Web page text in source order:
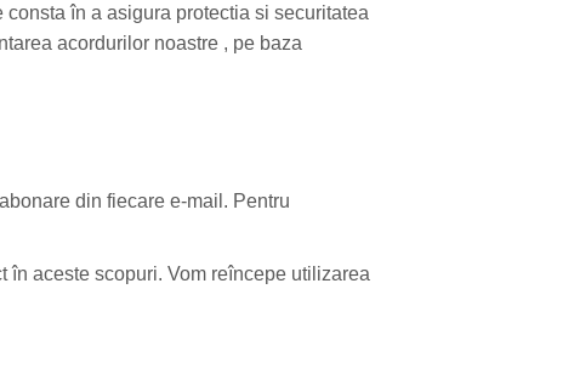
în a asigura protectia si securitatea
acordurilor noastre , pe baza
din fiecare e-mail. Pentru
în aceste scopuri. Vom reîncepe utilizarea